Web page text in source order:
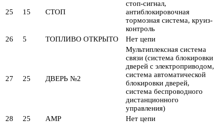
25 15 СТОП
стоп-сигнал,
антиблокировочная
тормозная система, круиз-
контроль
26
5 ТОПЛИВО ОТКРЫТО Нет цепи
27 25 ДВЕРЬ №2
Мультиплексная система
связи (система блокировки
дверей с электроприводом,
система автоматической
блокировки дверей,
система беспроводного
дистанционного
управления)
28
25 AMP Нет цепи